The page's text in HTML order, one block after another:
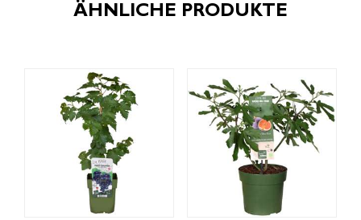
ÄHNLICHE PRODUKTE